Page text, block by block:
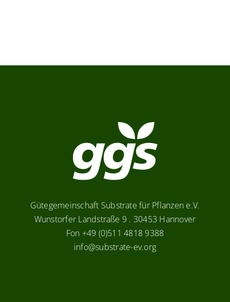
Gütegemeinschaft Substrate für Pflanzen e.V.
Wunstorfer Landstraße 9 . 30453 Hannover
Fon +49 (0)511 4818 9388
info@substrate-ev.org